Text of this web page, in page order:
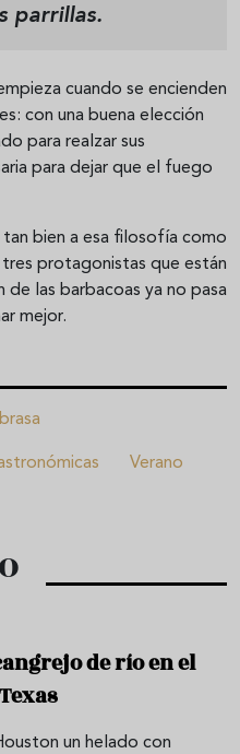
parrillas.
cuando se encienden
con una buena elección
para realzar sus
para dejar que el fuego
bien a esa filosofía como
protagonistas que están
las barbacoas ya no pasa
mejor.
brasa
Verano
de río en el
un helado con